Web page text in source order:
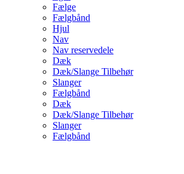
Fælge
Fælgbånd
Hjul
Nav
Nav reservedele
Dæk
Dæk/Slange Tilbehør
Slanger
Fælgbånd
Dæk
Dæk/Slange Tilbehør
Slanger
Fælgbånd